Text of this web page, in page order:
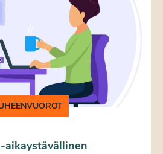
aikaystävällinen